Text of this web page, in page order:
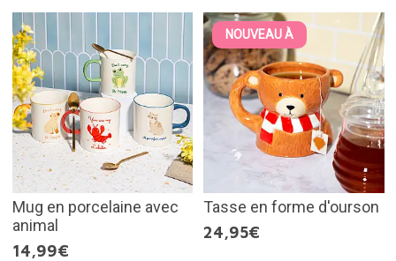
Mug en porcelaine avec
animal
14,99€
NOUVEAU À
Tasse en forme d'ourson
24,95€